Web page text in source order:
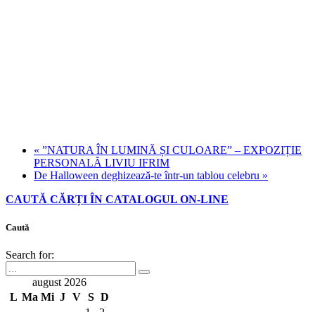
« ”NATURA ÎN LUMINĂ ȘI CULOARE” – EXPOZIȚIE
PERSONALĂ LIVIU IFRIM
De Halloween deghizează-te într-un tablou celebru »
CAUTĂ CĂRȚI ÎN CATALOGUL ON-LINE
Caută
Search for:
august 2026
L Ma Mi J V S D